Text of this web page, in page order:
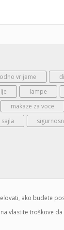
vrijeme
lampe
makaze za voce
sajla
ako budete
vlastite